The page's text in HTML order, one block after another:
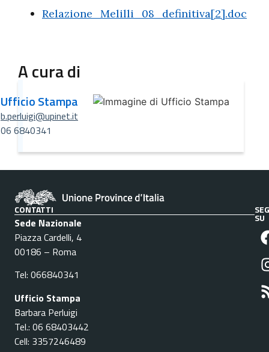
Relazione_Melilli_08_definitiva[2].doc
A cura di
Ufficio Stampa
b.perluigi@upinet.it
06 6840341
CONTATTI
Sede Nazionale
Piazza Cardelli, 4
00186 – Roma
Tel: 066840341
Ufficio Stampa
Barbara Perluigi
Tel.: 06 68403442
Cell: 3357246489
SU